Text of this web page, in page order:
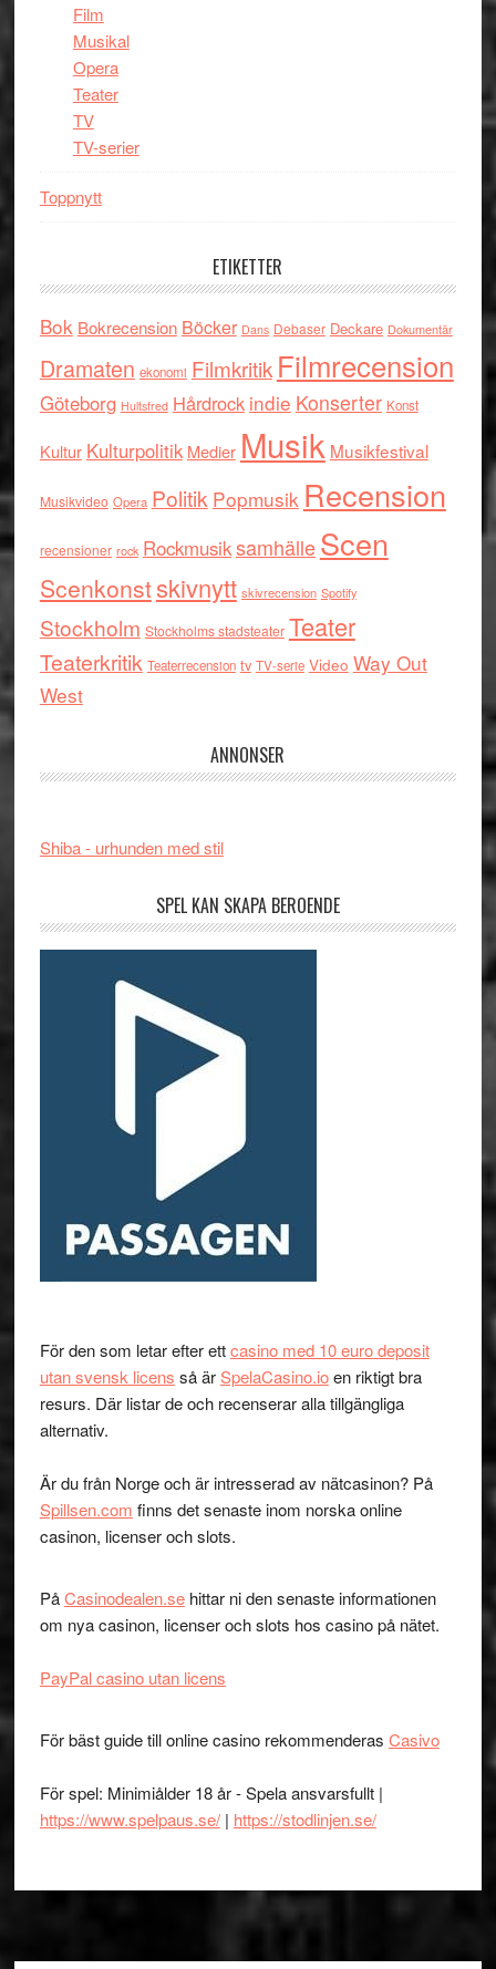
Film
Musikal
Opera
Teater
TV
TV-serier
Toppnytt
ETIKETTER
Bok Bokrecension Böcker Dans Debaser Deckare Dokumentär
Dramaten ekonomi Filmkritik Filmrecension
Göteborg Hultsfred Hårdrock indie Konserter Konst
Kultur Kulturpolitik Medier Musik Musikfestival
Musikvideo Opera Politik Popmusik Recension
recensioner rock RockmusiksamhälleScen
Scenkonstskivnytt skivrecension Spotify
Stockholm Stockholms stadsteater Teater
Teaterkritik Teaterrecension tv TV-serie Video Way Out
West
ANNONSER
Shiba - urhunden med stil
SPEL KAN SKAPA BEROENDE
För den som letar efter ettcasino med 10 euro deposit
utan svensk licens så ärSpelaCasino.ioen riktigt bra
resurs. Där listar de och recenserar alla tillgängliga
alternativ.
Är du från Norge och är intresserad av nätcasinon? På
Spillsen.com finns det senaste inom norska online
casinon, licenser och slots.
PåCasinodealen.sehittar ni den senaste informationen
om nya casinon, licenser och slots hos casino på nätet.
PayPal casino utan licens
För bäst guide till online casino rekommenderas Casivo
För spel: Minimiålder 18 år - Spela ansvarsfullt |
https://www.spelpaus.se/| https://stodlinjen.se/